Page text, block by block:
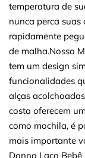
temperatura de
nunca perca suas
rapidamente
de malha.Nossa
tem um design
funcionalidades
alças
costa oferecem
como mochila, é
mais importante
Donna Laço